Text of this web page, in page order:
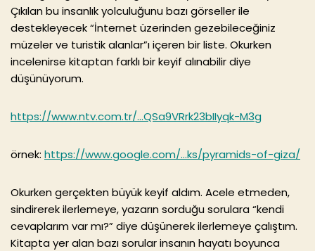
Çıkılan bu insanlık yolculuğunu bazı görseller ile
destekleyecek “İnternet üzerinden gezebileceğiniz
müzeler ve turistik alanlar”ı içeren bir liste. Okurken
incelenirse kitaptan farklı bir keyif alınabilir diye
düşünüyorum.
https://www.ntv.com.tr/…QSa9VRrk23bIIyqk-M3g
örnek: https://www.google.com/…ks/pyramids-of-giza/
Okurken gerçekten büyük keyif aldım. Acele etmeden,
sindirerek ilerlemeye, yazarın sorduğu sorulara “kendi
cevaplarım var mı?” diye düşünerek ilerlemeye çalıştım.
Kitapta yer alan bazı sorular insanın hayatı boyunca